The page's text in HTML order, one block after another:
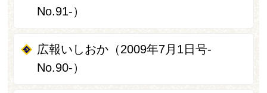
No.91-）
広報いしおか（2009年7月1日号-
No.90-）